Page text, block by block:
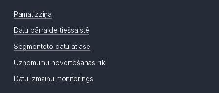
Pamatizziņa
Datu pārraide tiešsaistē
Segmentēto datu atlase
Uzņēmumu novērtēšanas rīki
Datu izmaiņu monitorings